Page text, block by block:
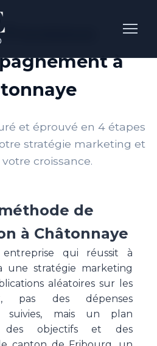
à
et éprouvé en 4 étapes
stratégie marketing et
croissance.
de
à Châtonnaye
qui réussit à
une stratégie marketing
aléatoires sur les
pas des dépenses
suivies, mais un plan
des objectifs et des